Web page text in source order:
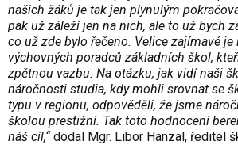
našich žáků je tak jen plynulým
pak už záleží jen na nich, ale to už bych
co už zde bylo řečeno. Velice zajímavé
výchovných poradců základních škol,
zpětnou vazbu. Na otázku, jak vidí naši
náročnosti studia, kdy mohli srovnat se
typu v regionu, odpověděli, že jsme
školou prestižní. Tak toto hodnocení
náš cíl,“dodal Mgr. Libor Hanzal, ředitel